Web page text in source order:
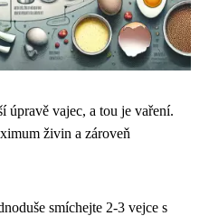
úpravě vajec, a tou je vaření.
živin a zároveň
smíchejte 2-3 vejce s